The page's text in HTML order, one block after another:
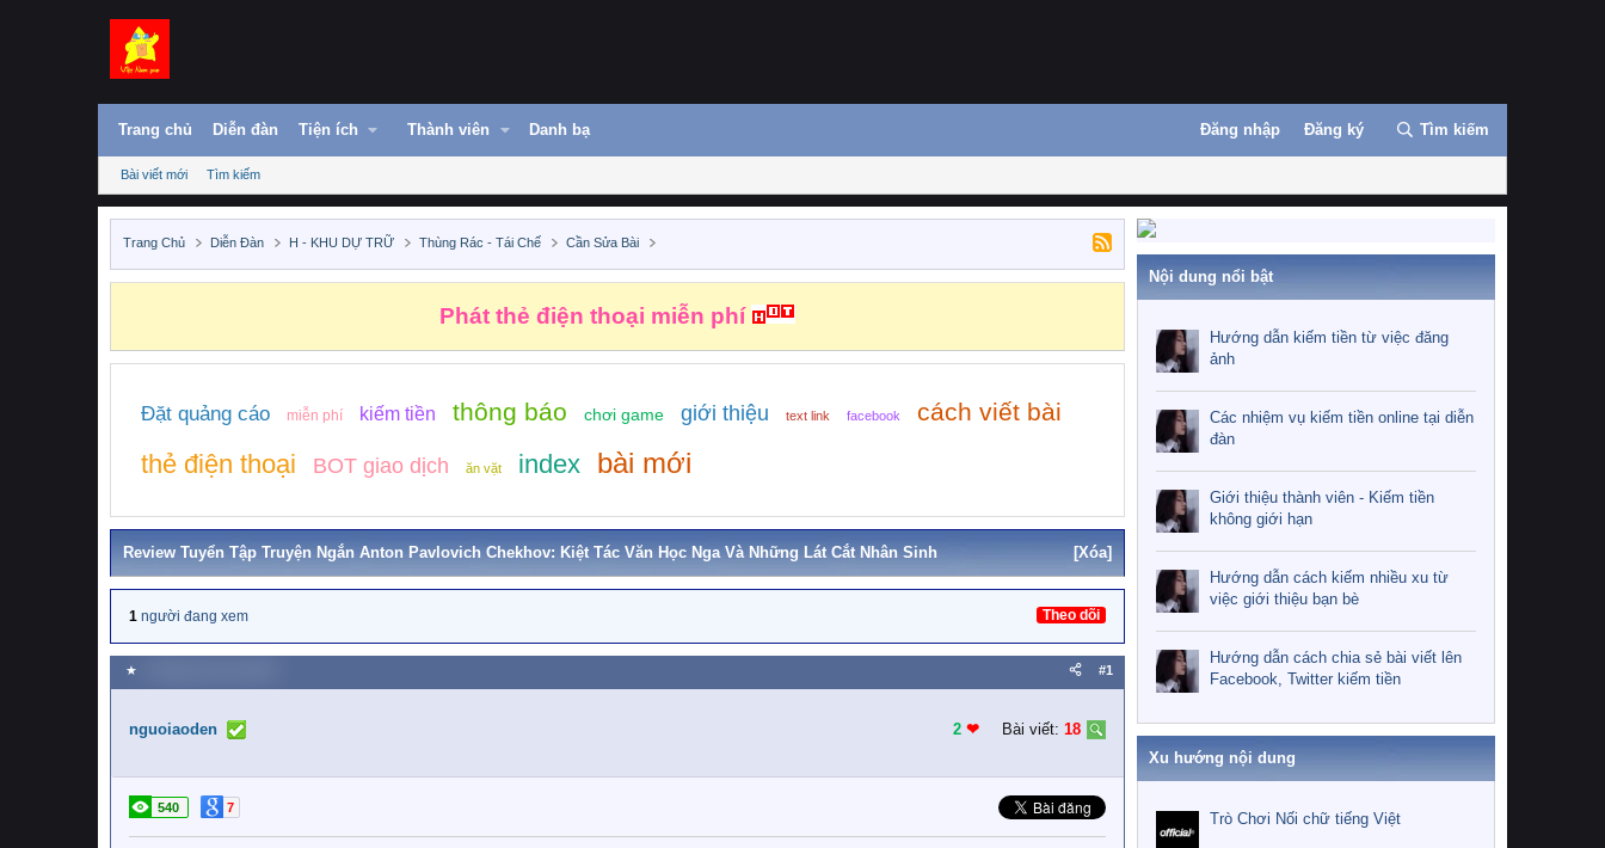
Trang chủ Diễn đàn Tiện ích Thành viên Danh bạ Đăng nhập Đăng ký Tìm kiếm
Bài viết mới Tìm kiếm
Trang Chủ Diễn Đàn H - KHU DỰ TRỮ Thùng Rác - Tái Chế Cần Sửa Bài
Phát thẻ điện thoại miễn phí
Đặt quảng cáo miễn phí kiếm tiền thông báo chơi game giới thiệu text link facebook cách viết bài
thẻ điện thoại BOT giao dịch ăn vặt index bài mới
Review Tuyển Tập Truyện Ngắn Anton Pavlovich Chekhov: Kiệt Tác Văn Học Nga Và Những Lát Cắt Nhân Sinh [Xóa]
1 người đang xem Theo dõi
★ #1
nguoiaoden 2 ❤︎ Bài viết: 18
540 7
Nội dung nổi bật
Hướng dẫn kiếm tiền từ việc đăng
ảnh
Các nhiệm vụ kiếm tiền online tại diễn
đàn
Giới thiệu thành viên - Kiếm tiền
không giới hạn
Hướng dẫn cách kiếm nhiều xu từ
việc giới thiệu bạn bè
Hướng dẫn cách chia sẻ bài viết lên
Facebook, Twitter kiếm tiền
Xu hướng nội dung
Trò Chơi Nối chữ tiếng Việt